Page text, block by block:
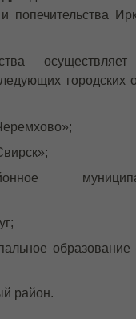
попечительства
городских
образование
район.